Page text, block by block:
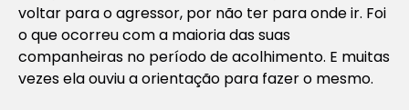
voltar para o agressor, por não ter para onde ir. Foi
o que ocorreu com a maioria das suas
companheiras no período de acolhimento. E muitas
vezes ela ouviu a orientação para fazer o mesmo.